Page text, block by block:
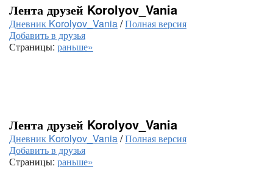
Лента друзей Korolyov_Vania
Дневник Korolyov_Vania/Полная версия
Добавить в друзья
Страницы: раньше»
Лента друзей Korolyov_Vania
Дневник Korolyov_Vania/Полная версия
Добавить в друзья
Страницы: раньше»